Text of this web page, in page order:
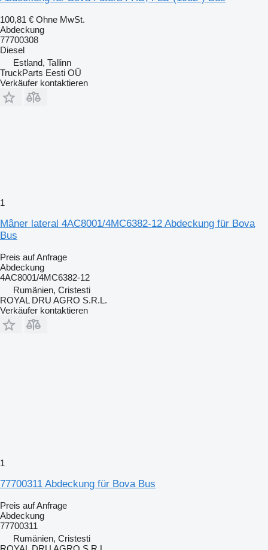
100,81 € Ohne MwSt.
Abdeckung
77700308
Diesel
Estland, Tallinn
TruckParts Eesti OÜ
Verkäufer kontaktieren
1
Mâner lateral 4AC8001/4MC6382-12 Abdeckung für Bova
Bus
Preis auf Anfrage
Abdeckung
4AC8001/4MC6382-12
Rumänien, Cristesti
ROYAL DRU AGRO S.R.L.
Verkäufer kontaktieren
1
77700311 Abdeckung für Bova Bus
Preis auf Anfrage
Abdeckung
77700311
Rumänien, Cristesti